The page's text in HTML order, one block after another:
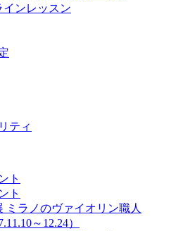
インレッスン
ティ
ト
ト
ミラノのヴァイオリン職人
～12.24）